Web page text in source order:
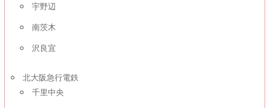
宇野辺
南茨木
沢良宜
北大阪急行電鉄
千里中央